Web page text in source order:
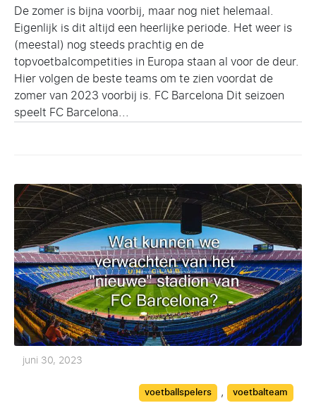
De zomer is bijna voorbij, maar nog niet helemaal.
Eigenlijk is dit altijd een heerlijke periode. Het weer is
(meestal) nog steeds prachtig en de
topvoetbalcompetities in Europa staan al voor de deur.
Hier volgen de beste teams om te zien voordat de
zomer van 2023 voorbij is. FC Barcelona Dit seizoen
speelt FC Barcelona...
juni 30, 2023
Categories
voetballspelers , voetbalteam